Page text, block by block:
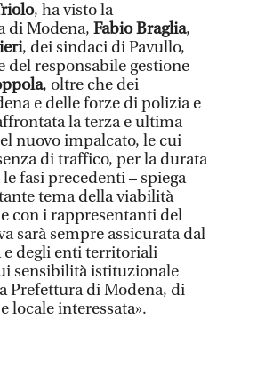
, ha visto la
di Modena, Fabio Braglia,
, dei sindaci di Pavullo,
del responsabile gestione
, oltre che dei
e delle forze di polizia e
la terza e ultima
nuovo impalcato, le cui
di traffico, per la durata
fasi precedenti – spiega
tema della viabilità
con i rappresentanti del
sarà sempre assicurata dal
e degli enti territoriali
sensibilità istituzionale
Prefettura di Modena, di
locale interessata».